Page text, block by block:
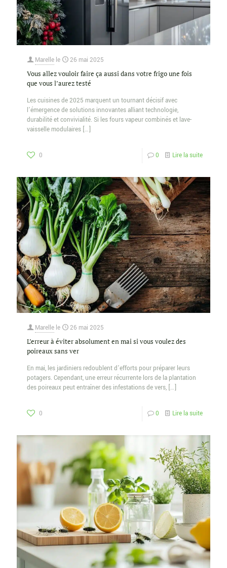
Marelle le 26 mai 2025
Vous allez vouloir faire ça aussi dans votre frigo une fois
que vous l’aurez testé
Les cuisines de 2025 marquent un tournant décisif avec
l’émergence de solutions innovantes alliant technologie,
durabilité et convivialité. Si les fours vapeur combinés et lave-
vaisselle modulaires […]
0 0 Lire la suite
Marelle le 26 mai 2025
L’erreur à éviter absolument en mai si vous voulez des
poireaux sans ver
En mai, les jardiniers redoublent d’efforts pour préparer leurs
potagers. Cependant, une erreur récurrente lors de la plantation
des poireaux peut entraîner des infestations de vers, […]
0 0 Lire la suite